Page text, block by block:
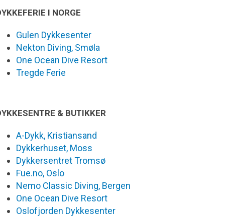
I NORGE
Gulen Dykkesenter
Nekton Diving, Smøla
One Ocean Dive Resort
Tregde Ferie
& BUTIKKER
A-Dykk, Kristiansand
Dykkerhuset, Moss
Dykkersentret Tromsø
Fue.no, Oslo
Nemo Classic Diving, Bergen
One Ocean Dive Resort
Oslofjorden Dykkesenter